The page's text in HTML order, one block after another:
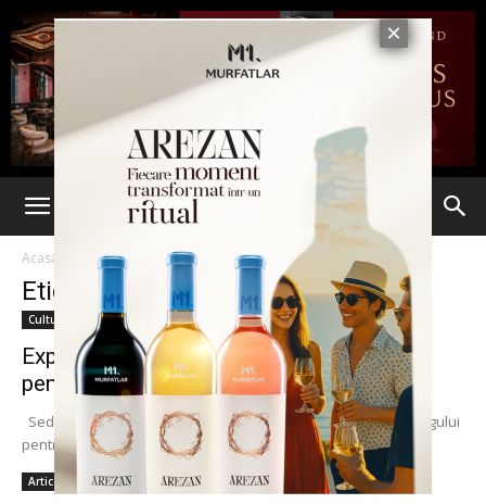
Acasă Etichete Excelsior
Etichetă: Excelsior
Cultură & Opinii
Expoziție de pictură în cadrul Târgului
pentru școală Excelsior Iași
Sedcom Libris Iaşi revine și anul acesta cu o nouă ediţie a târgului
pentru şcoală Excelsior dedicat...
Articole